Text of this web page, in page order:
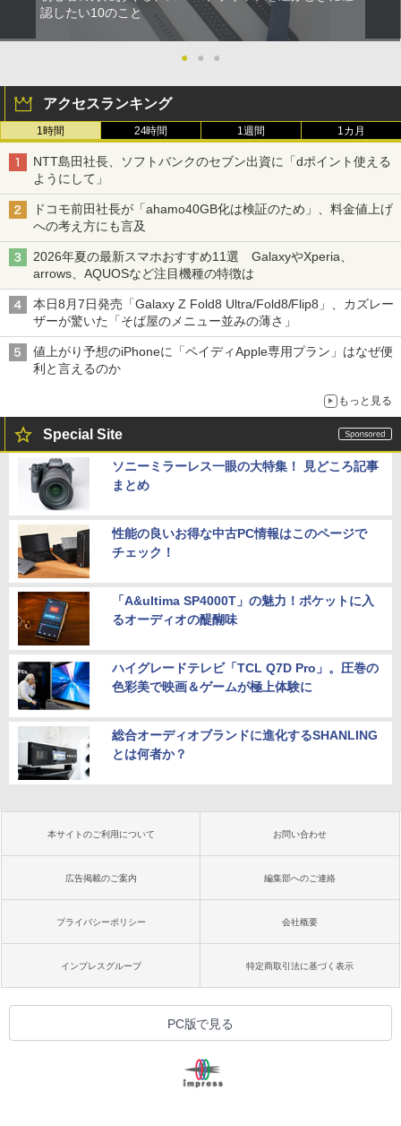
認したい10のこと
● ● ●
アクセスランキング
1時間 24時間 1週間 1カ月
NTT島田社長、ソフトバンクのセブン出資に「dポイント使える
ようにして」
ドコモ前田社長が「ahamo40GB化は検証のため」、料金値上げ
への考え方にも言及
2026年夏の最新スマホおすすめ11選 GalaxyやXperia、
arrows、AQUOSなど注目機種の特徴は
本日8月7日発売「Galaxy Z Fold8 Ultra/Fold8/Flip8」、カズレー
ザーが驚いた「そば屋のメニュー並みの薄さ」
値上がり予想のiPhoneに「ペイディApple専用プラン」はなぜ便
利と言えるのか
もっと見る
Special Site
ソニーミラーレス一眼の大特集！ 見どころ記事
まとめ
性能の良いお得な中古PC情報はこのページで
チェック！
「A&ultima SP4000T」の魅力！ポケットに入
るオーディオの醍醐味
ハイグレードテレビ「TCL Q7D Pro」。圧巻の
色彩美で映画＆ゲームが極上体験に
総合オーディオブランドに進化するSHANLING
とは何者か？
本サイトのご利用について お問い合わせ
広告掲載のご案内 編集部へのご連絡
プライバシーポリシー 会社概要
インプレスグループ 特定商取引法に基づく表示
PC版で見る